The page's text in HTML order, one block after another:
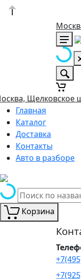
Щелковское
Главная
Каталог
Доставка
Контакты
Авто в разборе
Корзина